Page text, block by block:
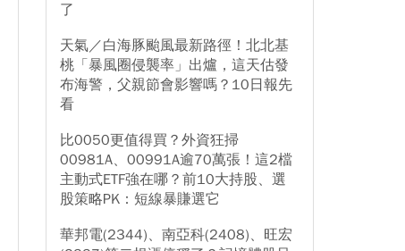
了
天氣／白海豚颱風最新路徑！北北基
桃「暴風圈侵襲率」出爐，這天估發
布海警，父親節會影響嗎？10日報先
看
比0050更值得買？外資狂掃
00981A、00991A逾70萬張！這2檔
主動式ETF強在哪？前10大持股、選
股策略PK：短線暴賺選它
華邦電(2344)、南亞科(2408)、旺宏